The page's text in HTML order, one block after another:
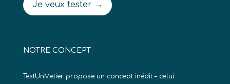
Je veux tester →
NOTRE CONCEPT
TestUnMetier propose un concept inédit – celui